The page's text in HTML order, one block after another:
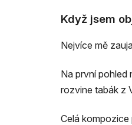
Když jsem
Nejvíce mě
Na první pohled
rozvine tabák z
Celá